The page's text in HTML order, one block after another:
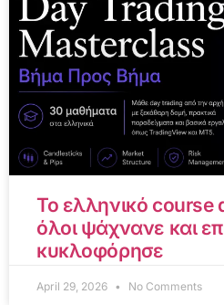
Το ελληνικό course
όλοι ψάχνανε και
κυκλοφόρησε
April 29, 2026 No Comments